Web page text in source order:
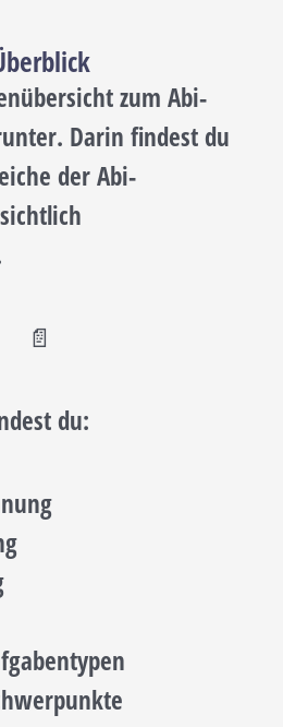
zum Abi-
Darin findest du
der Abi-
📄
du: